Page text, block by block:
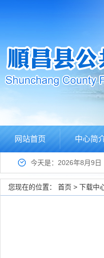
网站首页 中心简
今天是：2026年8月9日
您现在的位置： 首页 > 下载中